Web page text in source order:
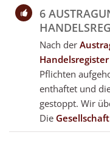
6
Nach der
Handelsregister
Pflichten
enthaftet und
gestoppt. Wir
Die